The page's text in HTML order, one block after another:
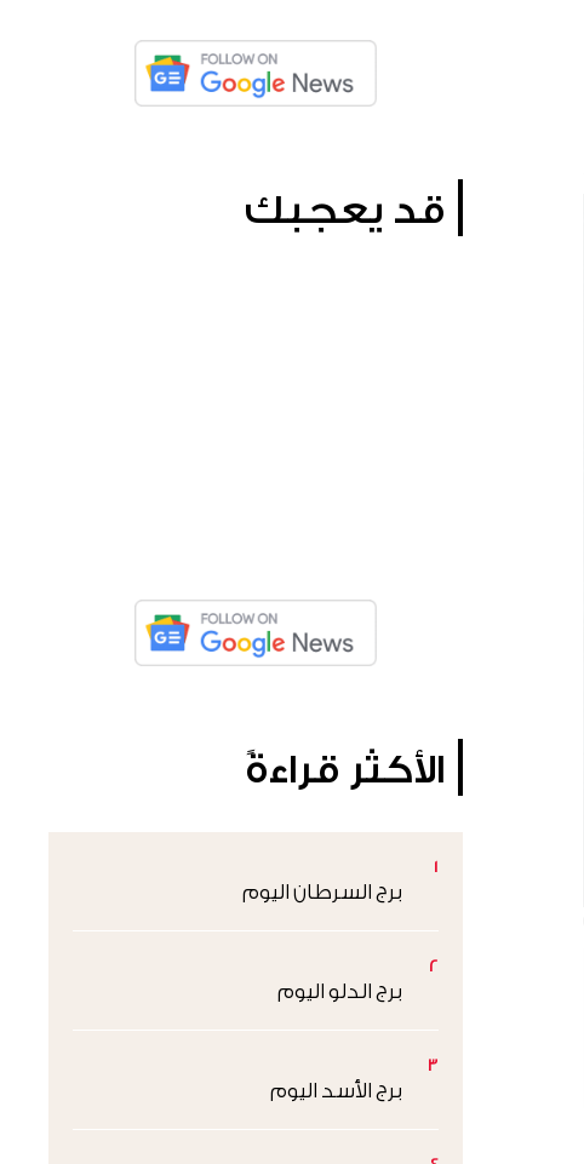
قد يعجبك
الأكثر قراءةً
1
برج السرطان اليوم
2
برج الدلو اليوم
3
برج الأسد اليوم